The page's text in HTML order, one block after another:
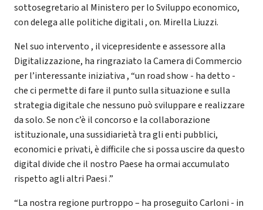
sottosegretario al Ministero per lo Sviluppo economico,
con delega alle politiche digitali , on. Mirella Liuzzi.
Nel suo intervento , il vicepresidente e assessore alla
Digitalizzazione, ha ringraziato la Camera di Commercio
per l’interessante iniziativa , “un road show - ha detto -
che ci permette di fare il punto sulla situazione e sulla
strategia digitale che nessuno può sviluppare e realizzare
da solo. Se non c’è il concorso e la collaborazione
istituzionale, una sussidiarietà tra gli enti pubblici,
economici e privati, è difficile che si possa uscire da questo
digital divide che il nostro Paese ha ormai accumulato
rispetto agli altri Paesi .”
“La nostra regione purtroppo – ha proseguito Carloni - in